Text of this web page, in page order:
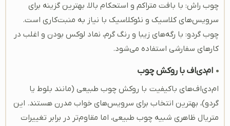
چوب راش: با بافت متراکم و استحکام بالا، بهترین گزینه برای
سرویس‌های کلاسیک و نئوکلاسیک با نیاز به منبت‌کاری است.
چوب گردو: با رگه‌های زیبا و رنگ گرم، نماد لوکس بودن و اغلب در
کارهای سفارشی استفاده می‌شود.
ام‌دی‌اف با روکش چوب
ام‌دی‌اف‌های باکیفیت با روکش چوب طبیعی (مانند بلوط یا
گردو)، بهترین انتخاب برای سرویس‌های خواب مدرن هستند. این
متریال ظاهری شبیه چوب طبیعی، اما مقاوم‌تر در برابر تغییرات